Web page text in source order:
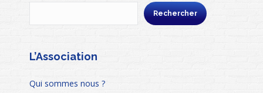
Rechercher
L’Association
Qui sommes nous ?